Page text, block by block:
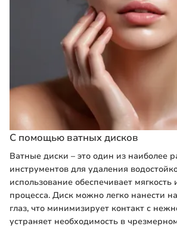
С помощью ватных дисков
Ватные диски – это один из наиболее
инструментов для удаления
использование обеспечивает мягкость
процесса. Диск можно легко нанести
глаз, что минимизирует контакт с
устраняет необходимость в